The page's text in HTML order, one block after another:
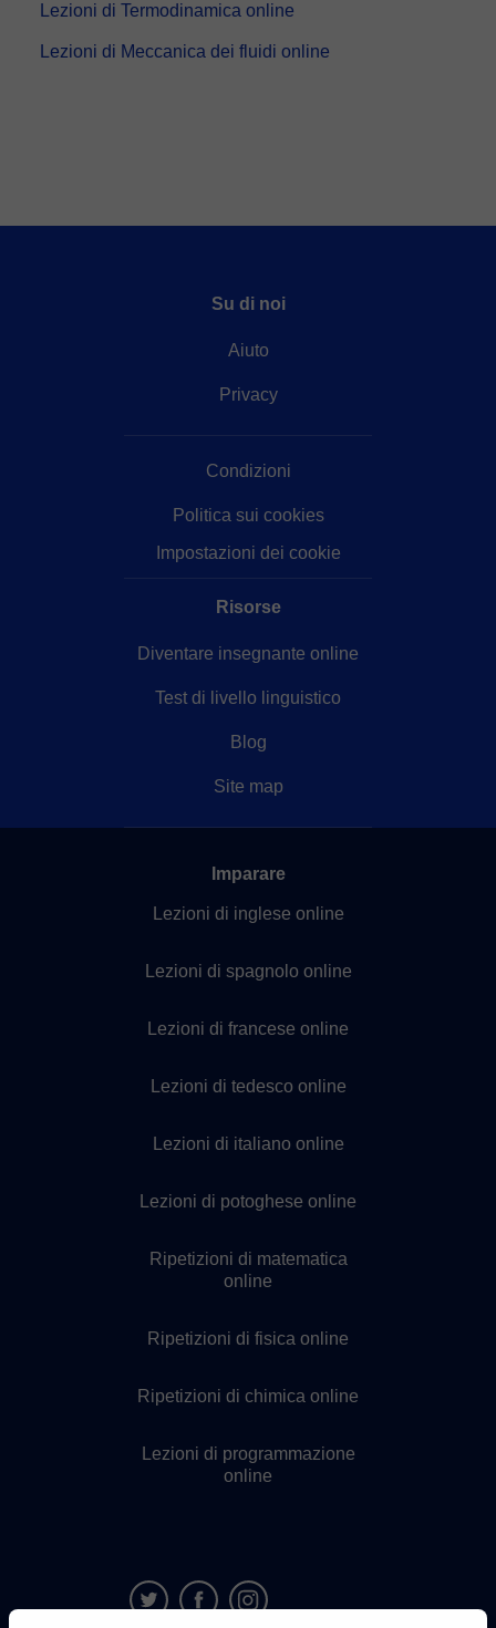
Lezioni di Termodinamica online
Lezioni di Meccanica dei fluidi online
Su di noi
Aiuto
Privacy
Condizioni
Politica sui cookies
Impostazioni dei cookie
Risorse
Diventare insegnante online
Test di livello linguistico
Blog
Site map
Imparare
Lezioni di inglese online
Lezioni di spagnolo online
Lezioni di francese online
Lezioni di tedesco online
Lezioni di italiano online
Lezioni di potoghese online
Ripetizioni di matematica
online
Ripetizioni di fisica online
Ripetizioni di chimica online
Lezioni di programmazione
online